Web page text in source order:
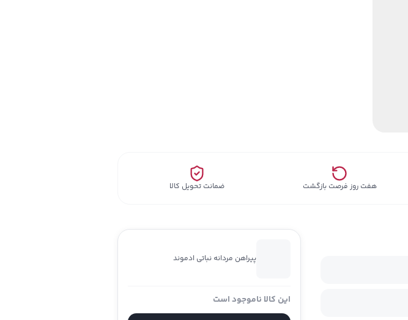
هفت روز فرصت بازگشت ضمانت تحویل کالا
پیراهن مردانه نباتی ادموند
این کالا ناموجود است